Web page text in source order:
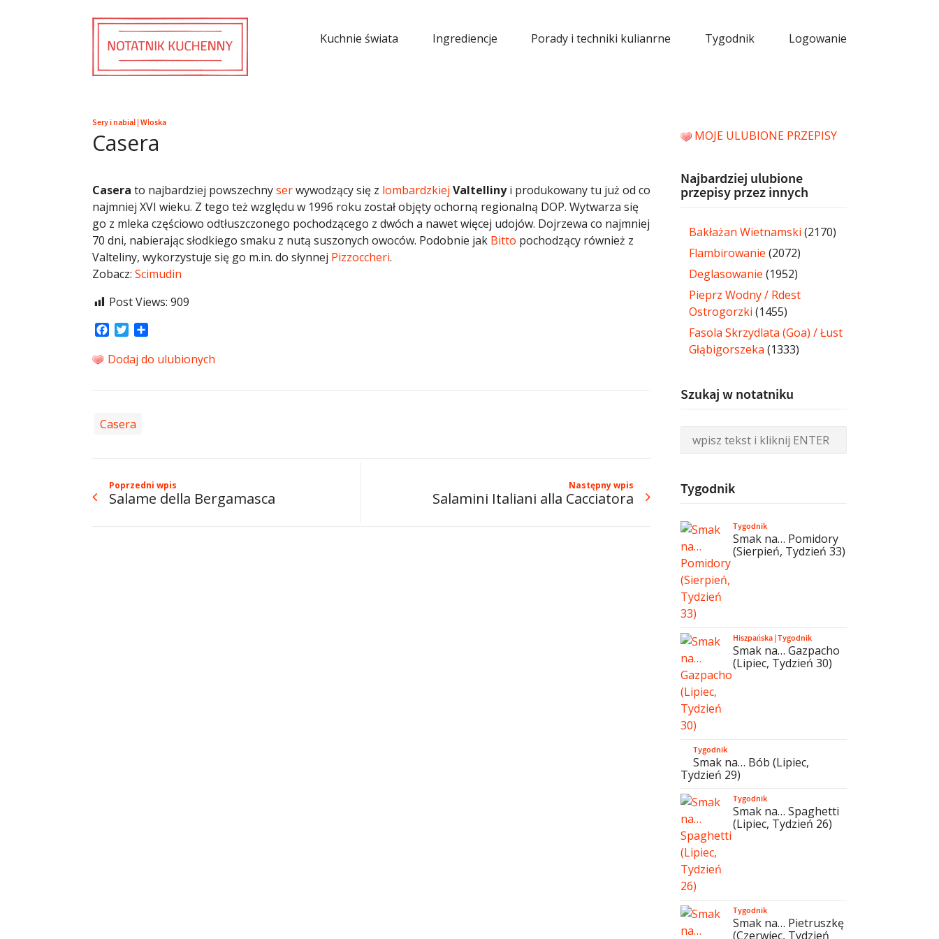
Kuchnie świata Ingrediencje Porady i techniki kulianrne Tygodnik Logowanie
Sery i nabiał|Włoska
Casera
Casera to najbardziej powszechnyserwywodzący się z lombardzkiej Valtellinyi produkowany tu już od co
najmniej XVI wieku. Z tego też względu w 1996 roku został objęty ochorną regionalną DOP. Wytwarza się
go z mleka częściowo odtłuszczonego pochodzącego z dwóch a nawet więcej udojów. Dojrzewa co najmniej
70 dni, nabierając słodkiego smaku z nutą suszonych owoców. Podobnie jak Bitto pochodzący również z
Valteliny, wykorzystuje się go m.in. do słynnej Pizzoccheri.
Zobacz: Scimudin
Post Views: 909
Facebook
Twitter
Dodaj do ulubionych
Casera
Poprzedni wpis
Salame della Bergamasca
Następny wpis
Salamini Italiani alla Cacciatora
MOJE ULUBIONE PRZEPISY
Najbardziej ulubione
przepisy przez innych
Bakłażan Wietnamski (2170)
Flambirowanie (2072)
Deglasowanie (1952)
Pieprz Wodny / Rdest
Ostrogorzki (1455)
Fasola Skrzydlata (Goa) / Łust
Głąbigorszeka (1333)
Szukaj w notatniku
Tygodnik
Tygodnik
Smak na… Pomidory
(Sierpień, Tydzień 33)
Hiszpańska|Tygodnik
Smak na… Gazpacho
(Lipiec, Tydzień 30)
Tygodnik
Smak na… Bób (Lipiec,
Tydzień 29)
Tygodnik
Smak na… Spaghetti
(Lipiec, Tydzień 26)
Tygodnik
Smak na… Pietruszkę
(Czerwiec, Tydzień